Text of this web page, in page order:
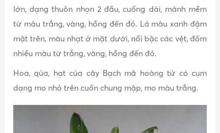
lớn, dạng thuôn nhọn 2 đầu, cuống dài, mảnh mềm
từ màu trắng, vàng, hồng đến đỏ. Lá màu xanh đậm
mặt trên, màu nhạt ở mặt dưới, nổi bậc các vệt, đốm
nhiều màu từ trắng, vàng, hồng đến đỏ.
Hoa, qủa, hạt của cây Bạch mã hoàng tử có cụm
dạng mo nhỏ trên cuốn chung mập, mo màu trắng.